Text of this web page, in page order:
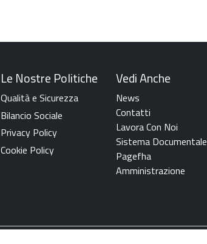
Le Nostre Politiche
Qualità e Sicurezza
Bilancio Sociale
Privacy Policy
Cookie Policy
Vedi Anche
News
Contatti
Lavora Con Noi
Sistema Documentale
Pagefha
Amministrazione